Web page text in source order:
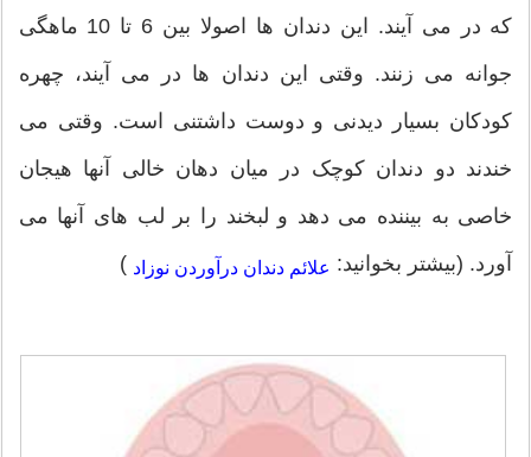
که در می آیند. این دندان ها اصولا بین 6 تا 10 ماهگی
جوانه می زنند. وقتی این دندان ها در می آیند، چهره
کودکان بسیار دیدنی و دوست داشتنی است. وقتی می
خندند دو دندان کوچک در میان دهان خالی آنها هیجان
خاصی به بیننده می دهد و لبخند را بر لب های آنها می
آورد. (بیشتر بخوانید: علائم دندان درآوردن نوزاد )